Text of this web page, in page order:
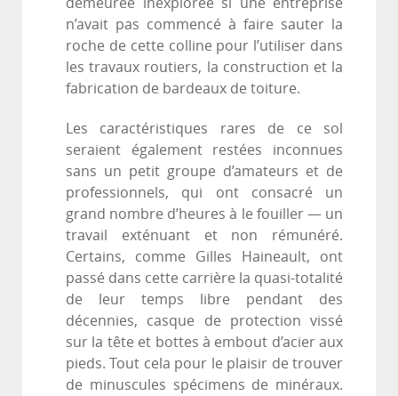
n’avait pas commencé à faire sauter la
roche de cette colline pour l’utiliser dans
les travaux routiers, la construction et la
fabrication de bardeaux de toiture.
Les caractéristiques rares de ce sol
seraient également restées inconnues
sans un petit groupe d’amateurs et de
professionnels, qui ont consacré un
grand nombre d’heures à le fouiller — un
travail exténuant et non rémunéré.
Certains, comme Gilles Haineault, ont
passé dans cette carrière la quasi-totalité
de leur temps libre pendant des
décennies, casque de protection vissé
sur la tête et bottes à embout d’acier aux
pieds. Tout cela pour le plaisir de trouver
de minuscules spécimens de minéraux.